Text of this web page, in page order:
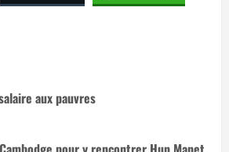
aux pauvres